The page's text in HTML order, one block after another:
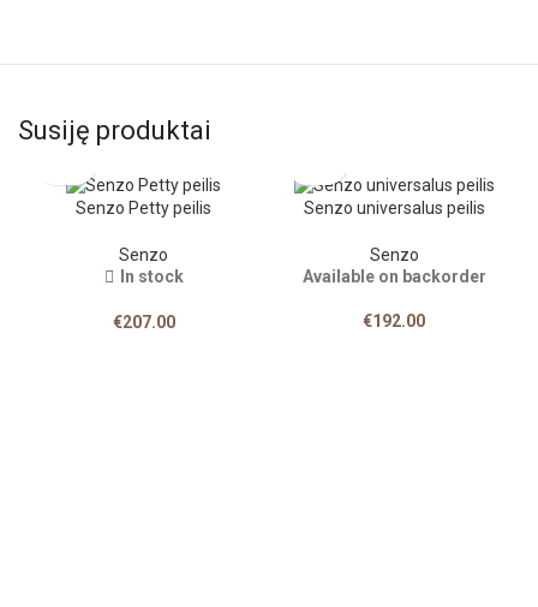
Susiję produktai
Senzo Petty peilis
Senzo
In stock
€207.00
Senzo universalus peilis
Senzo
Available on backorder
€192.00